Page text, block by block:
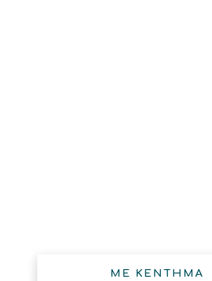
ΜΕ ΚΕΝΤΗΜΑ